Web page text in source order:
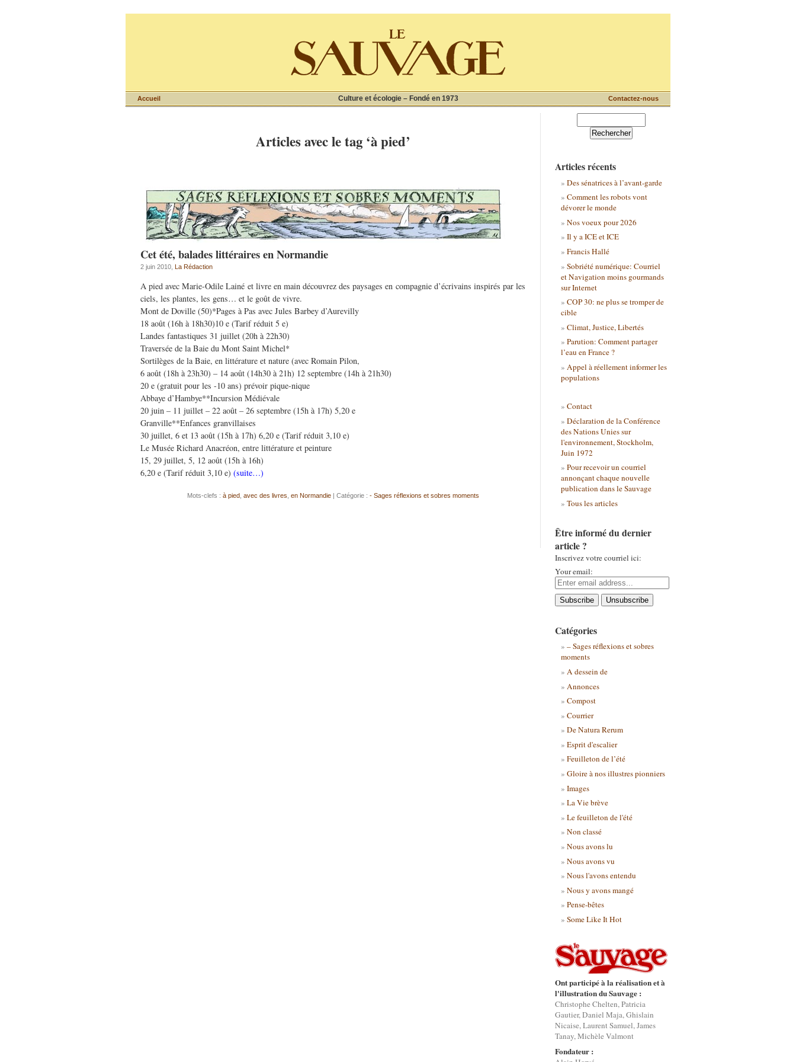
Culture et écologie – Fondé en 1973
Accueil Contactez-nous
Articles avec le tag ‘à pied’
Cet été, balades littéraires en Normandie
2 juin 2010, La Rédaction
A pied avec Marie-Odile Lainé et livre en main découvrez des paysages en compagnie d’écrivains inspirés par les
ciels, les plantes, les gens… et le goût de vivre.
Mont de Doville (50)*Pages à Pas avec Jules Barbey d’Aurevilly
18 août (16h à 18h30)10 e (Tarif réduit 5 e)
Landes fantastiques 31 juillet (20h à 22h30)
Traversée de la Baie du Mont Saint Michel*
Sortilèges de la Baie, en littérature et nature (avec Romain Pilon,
6 août (18h à 23h30) – 14 août (14h30 à 21h) 12 septembre (14h à 21h30)
20 e (gratuit pour les -10 ans) prévoir pique-nique
Abbaye d’Hambye**Incursion Médiévale
20 juin – 11 juillet – 22 août – 26 septembre (15h à 17h) 5,20 e
Granville**Enfances granvillaises
30 juillet, 6 et 13 août (15h à 17h) 6,20 e (Tarif réduit 3,10 e)
Le Musée Richard Anacréon, entre littérature et peinture
15, 29 juillet, 5, 12 août (15h à 16h)
6,20 e (Tarif réduit 3,10 e) (suite…)
Mots-clefs : à pied, avec des livres en Normandie| Catégorie : - Sages réflexions et sobres moments
Articles récents
Des sénatrices à l’avant-garde
Comment les robots vont
dévorer le monde
Nos voeux pour 2026
Il y a ICE et ICE
Francis Hallé
Sobriété numérique: Courriel
et Navigation moins gourmands
sur Internet
COP 30: ne plus se tromper de
cible
Climat, Justice, Libertés
Parution: Comment partager
l’eau en France ?
Appel à réellement informer les
populations
Contact
Déclaration de la Conférence
des Nations Unies sur
l'environnement, Stockholm,
Juin 1972
Pour recevoir un courriel
annonçant chaque nouvelle
publication dans le Sauvage
Tous les articles
Être informé du dernier
article ?
Inscrivez votre courriel ici:
Your email:
Catégories
– Sages réflexions et sobres
moments
A dessein de
Annonces
Compost
Courrier
De Natura Rerum
Esprit d'escalier
Feuilleton de l’été
Gloire à nos illustres pionniers
Images
La Vie brève
Le feuilleton de l'été
Non classé
Nous avons lu
Nous avons vu
Nous l'avons entendu
Nous y avons mangé
Pense-bêtes
Some Like It Hot
Ont participé à la réalisation et à
l'illustration du Sauvage :
Christophe Chelten, Patricia
Gautier, Daniel Maja, Ghislain
Nicaise, Laurent Samuel, James
Tanay, Michèle Valmont
Fondateur :